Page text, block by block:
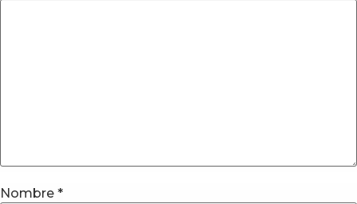
Nombre *